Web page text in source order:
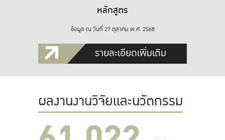
หลักสูตร
ข้อมูล ณ วันที่ 27 ตุลาคม พ.ศ. 2568
รายละเอียดเพิ่มเติม
ผลงานงานวิจัยและนวัตกรรม